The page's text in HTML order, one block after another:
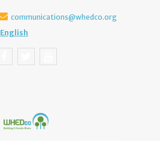
communications@whedco.org
English